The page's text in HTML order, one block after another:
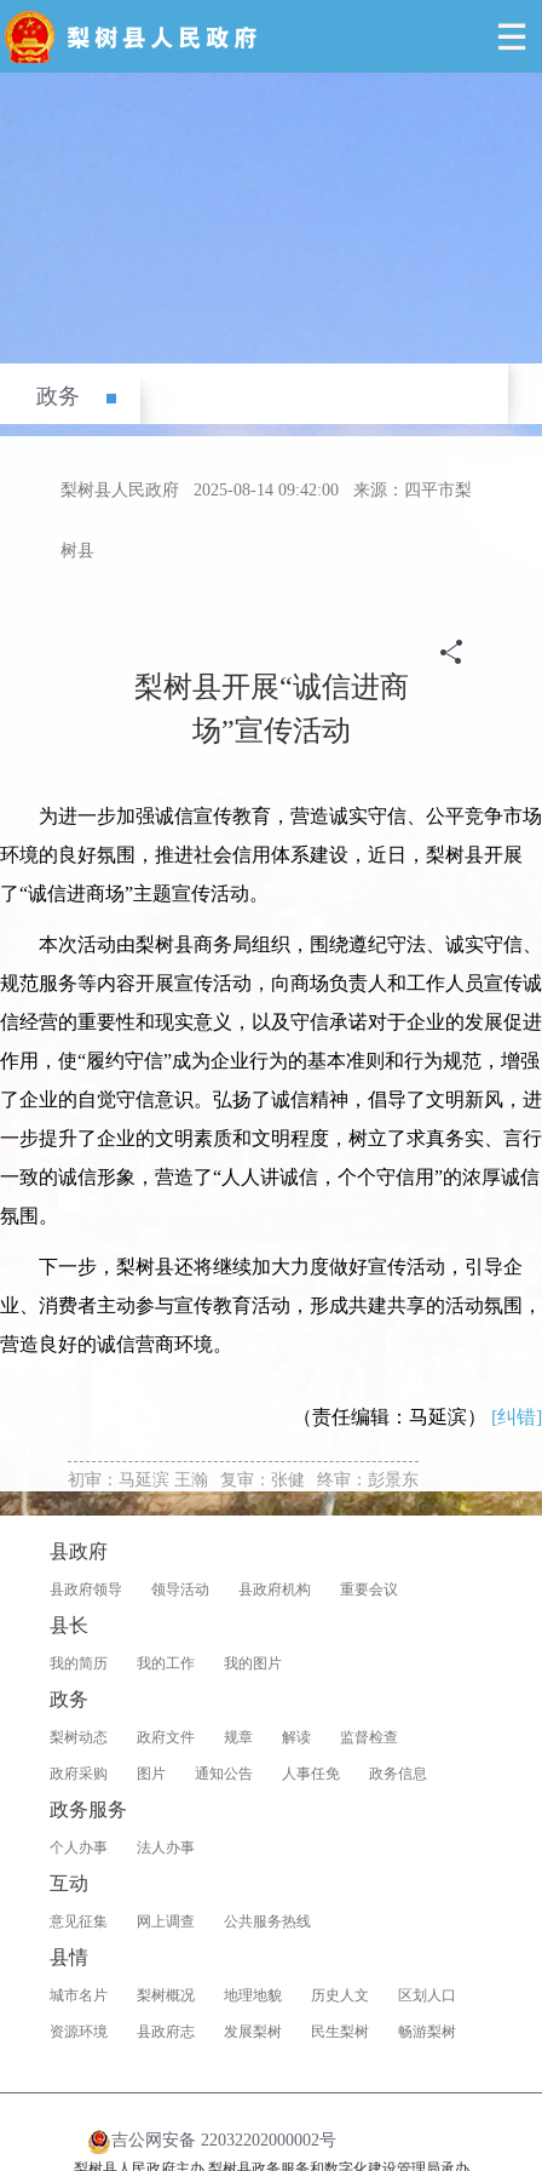
政务
政务>
梨树县人民政府 2025-08-14 09:42:00 来源：四平市梨
树县
梨树县开展“诚信进商
场”宣传活动
为进一步加强诚信宣传教育，营造诚实守信、公平竞争市场
环境的良好氛围，推进社会信用体系建设，近日，梨树县开展
了“诚信进商场”主题宣传活动。
本次活动由梨树县商务局组织，围绕遵纪守法、诚实守信、
规范服务等内容开展宣传活动，向商场负责人和工作人员宣传诚
信经营的重要性和现实意义，以及守信承诺对于企业的发展促进
作用，使“履约守信”成为企业行为的基本准则和行为规范，增强
了企业的自觉守信意识。弘扬了诚信精神，倡导了文明新风，进
一步提升了企业的文明素质和文明程度，树立了求真务实、言行
一致的诚信形象，营造了“人人讲诚信，个个守信用”的浓厚诚信
氛围。
下一步，梨树县还将继续加大力度做好宣传活动，引导企
业、消费者主动参与宣传教育活动，形成共建共享的活动氛围，
营造良好的诚信营商环境。
（责任编辑：马延滨） [纠错]
初审：马延滨 王瀚 复审：张健 终审：彭景东
县政府
县政府领导 领导活动 县政府机构 重要会议
县长
我的简历 我的工作 我的图片
政务
梨树动态 政府文件 规章 解读 监督检查
政府采购 图片 通知公告 人事任免 政务信息
政务服务
个人办事 法人办事
互动
意见征集 网上调查 公共服务热线
县情
城市名片 梨树概况 地理地貌 历史人文 区划人口
资源环境 县政府志 发展梨树 民生梨树 畅游梨树
吉公网安备 22032202000002号